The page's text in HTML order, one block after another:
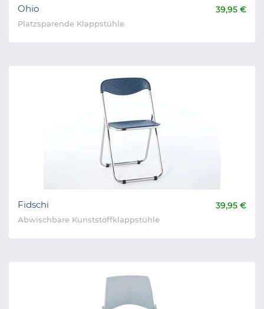
Ohio 39,95 €
Platzsparende Klappstühle
Fidschi 39,95 €
Abwischbare Kunststoffklappstühle